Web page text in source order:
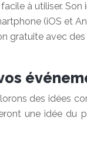
à utiliser.
(iOS et
gratuite avec
des idées
une idée